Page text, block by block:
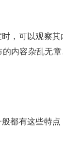
，可以观察
内容杂乱无
都有这些特点